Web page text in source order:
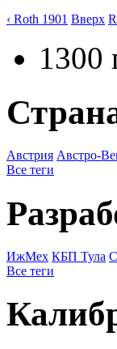
‹ Roth 1901 Вверх
1300
Австрия Австро-
Все теги
ИжМех КБП Тула
Все теги